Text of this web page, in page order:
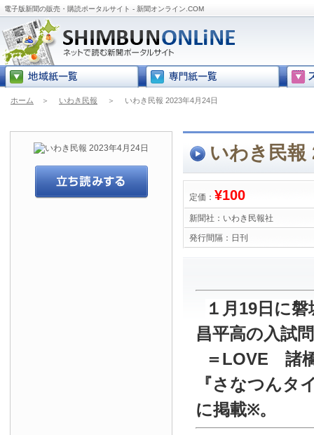
電子版新聞の販売・購読ポータルサイト - 新聞オンライン.COM
ホーム ＞ いわき民報 ＞ いわき民報 2023年4月24日
いわき民報
定価： ¥100
新聞社： いわき民報社
発行間隔： 日刊
１月19日に
昌平高の入試
＝LOVE 諸
『さなつんタ
に掲載※。